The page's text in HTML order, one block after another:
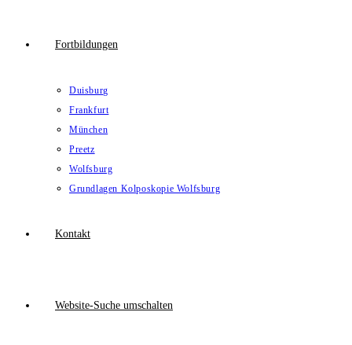
Fortbildungen
Duisburg
Frankfurt
München
Preetz
Wolfsburg
Grundlagen Kolposkopie Wolfsburg
Kontakt
Website-Suche umschalten